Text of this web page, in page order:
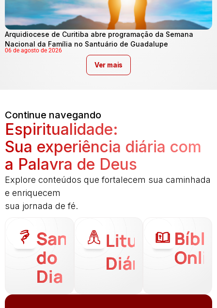
Arquidiocese de Curitiba abre programação da Semana
Nacional da Família no Santuário de Guadalupe
06 de agosto de 2026
Ver mais
Continue navegando
Espiritualidade:
Sua experiência diária com
a Palavra de Deus
Explore conteúdos que fortalecem sua caminhada
e enriquecem
sua jornada de fé.
Santo
do
Dia
Liturgia
Diária